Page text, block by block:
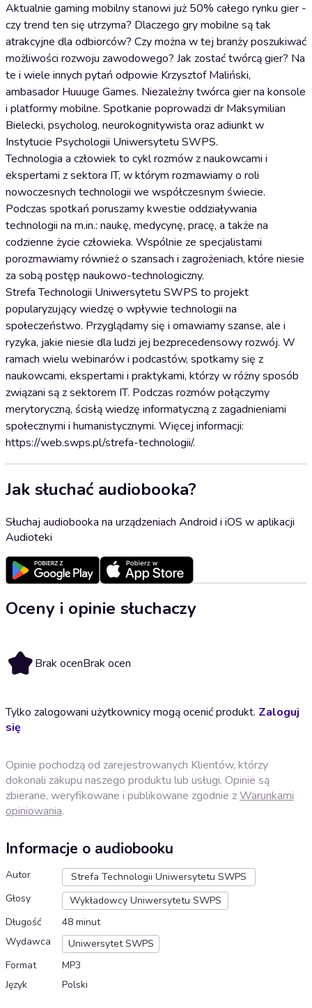
Aktualnie gaming mobilny stanowi już 50% całego rynku gier -
czy trend ten się utrzyma? Dlaczego gry mobilne są tak
atrakcyjne dla odbiorców? Czy można w tej branży poszukiwać
możliwości rozwoju zawodowego? Jak zostać twórcą gier? Na
te i wiele innych pytań odpowie Krzysztof Maliński,
ambasador Huuuge Games. Niezależny twórca gier na konsole
i platformy mobilne. Spotkanie poprowadzi dr Maksymilian
Bielecki, psycholog, neurokognitywista oraz adiunkt w
Instytucie Psychologii Uniwersytetu SWPS.
Technologia a człowiek to cykl rozmów z naukowcami i
ekspertami z sektora IT, w którym rozmawiamy o roli
nowoczesnych technologii we współczesnym świecie.
Podczas spotkań poruszamy kwestie oddziaływania
technologii na m.in.: naukę, medycynę, pracę, a także na
codzienne życie człowieka. Wspólnie ze specjalistami
porozmawiamy również o szansach i zagrożeniach, które niesie
za sobą postęp naukowo-technologiczny.
Strefa Technologii Uniwersytetu SWPS to projekt
popularyzujący wiedzę o wpływie technologii na
społeczeństwo. Przyglądamy się i omawiamy szanse, ale i
ryzyka, jakie niesie dla ludzi jej bezprecedensowy rozwój. W
ramach wielu webinarów i podcastów, spotkamy się z
naukowcami, ekspertami i praktykami, którzy w różny sposób
związani są z sektorem IT. Podczas rozmów połączymy
merytoryczną, ścisłą wiedzę informatyczną z zagadnieniami
społecznymi i humanistycznymi. Więcej informacji:
https://web.swps.pl/strefa-technologii/.
Jak słuchać audiobooka?
Słuchaj audiobooka na urządzeniach Android i iOS w aplikacji
Audioteki
Oceny i opinie słuchaczy
Brak ocenBrak ocen
Tylko zalogowani użytkownicy mogą ocenić produkt. Zaloguj
się
Opinie pochodzą od zarejestrowanych Klientów, którzy
dokonali zakupu naszego produktu lub usługi. Opinie są
zbierane, weryfikowane i publikowane zgodnie zWarunkami
opiniowania.
Informacje o audiobooku
Autor
Strefa Technologii Uniwersytetu SWPS
Głosy
Wykładowcy Uniwersytetu SWPS
Długość
48 minut
Wydawca
Uniwersytet SWPS
Format
MP3
Język
Polski